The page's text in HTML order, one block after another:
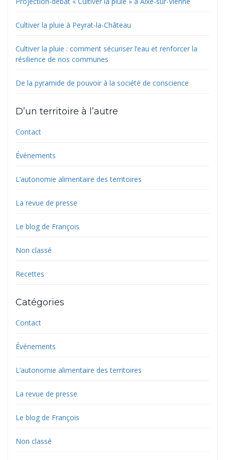
Cultiver la pluie à Peyrat-la-Château
Cultiver la pluie : comment sécuriser l’eau et renforcer la
résilience de nos communes
De la pyramide de pouvoir à la société de conscience
D’un territoire à l’autre
Contact
Événements
L’autonomie alimentaire des territoires
La revue de presse
Le blog de François
Non classé
Recettes
Catégories
Contact
Événements
L’autonomie alimentaire des territoires
La revue de presse
Le blog de François
Non classé